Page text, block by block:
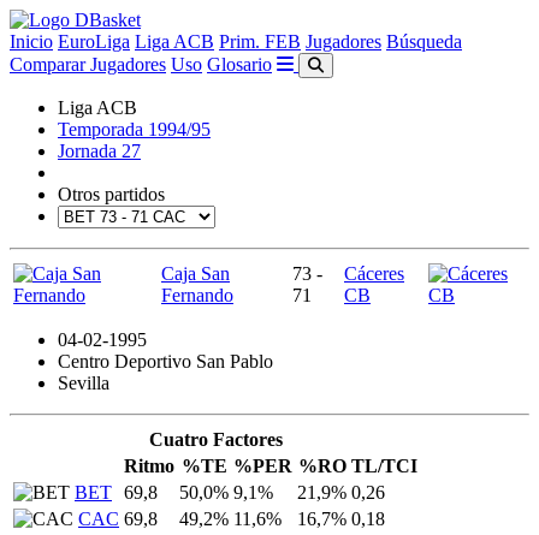
Inicio EuroLiga Liga ACB Prim. FEB Jugadores Búsqueda
Comparar Jugadores Uso Glosario
Liga ACB
Temporada 1994/95
Jornada 27
Otros partidos
Caja San
Fernando
73 -
71
Cáceres
CB
04-02-1995
Centro Deportivo San Pablo
Sevilla
Cuatro Factores
Ritmo %TE %PER %RO TL/TCI
BET 69,8 50,0% 9,1% 21,9% 0,26
CAC 69,8 49,2% 11,6% 16,7% 0,18